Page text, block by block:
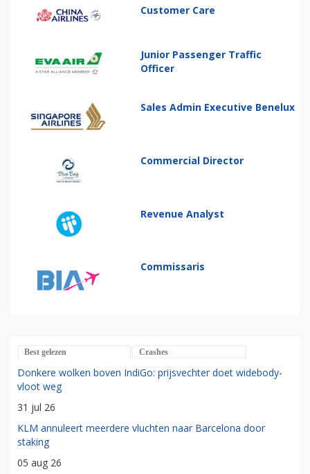
Customer Care
Junior Passenger Traffic
Officer
Sales Admin Executive Benelux
Commercial Director
Revenue Analyst
Commissaris
Best gelezen Crashes
Donkere wolken boven IndiGo: prijsvechter doet widebody-
vloot weg
31 jul 26
KLM annuleert meerdere vluchten naar Barcelona door
staking
05 aug 26